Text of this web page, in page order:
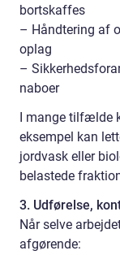
bortskaffes
– Håndtering af
oplag
–
naboer
I mange tilfælde
eksempel kan
jordvask eller
belastede
3. Udførelse,
Når selve
afgørende: